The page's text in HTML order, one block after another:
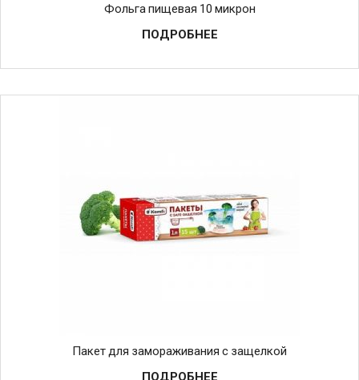
Фольга пищевая 10 микрон
ПОДРОБНЕЕ
Пакет для замораживания с защелкой
ПОДРОБНЕЕ